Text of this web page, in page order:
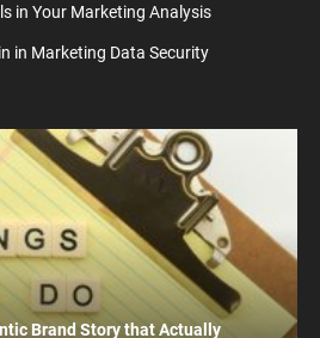
in Your Marketing Analysis
in Marketing Data Security
Brand Story that Actually